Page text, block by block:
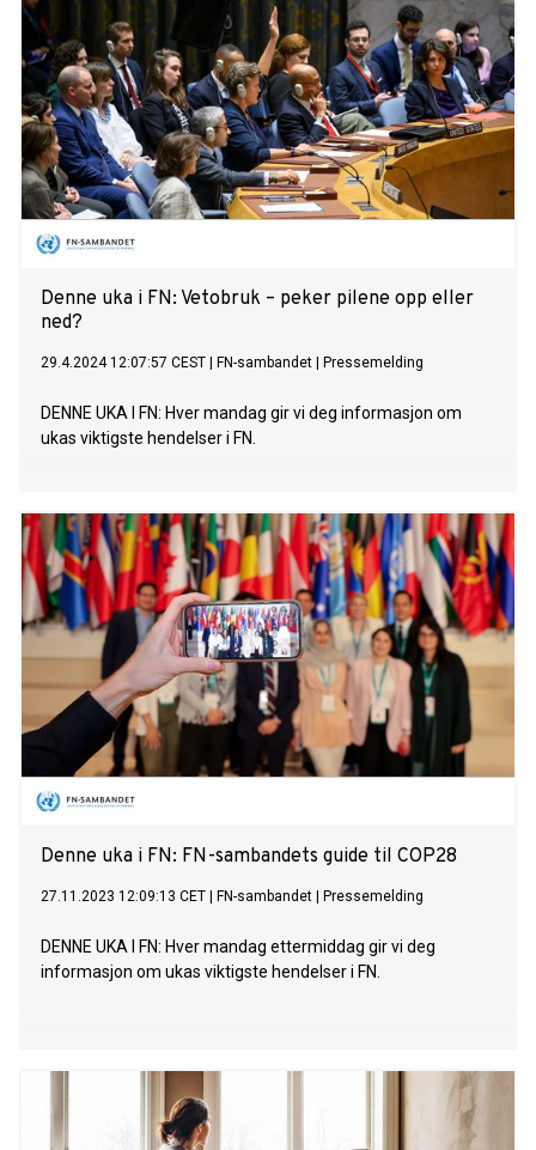
Denne uka i FN: Vetobruk – peker pilene opp eller
ned?
29.4.2024 12:07:57 CEST FN-sambandet Pressemelding
DENNE UKA I FN: Hver mandag gir vi deg informasjon om
ukas viktigste hendelser i FN.
Denne uka i FN: FN-sambandets guide til COP28
27.11.2023 12:09:13 CET FN-sambandet Pressemelding
DENNE UKA I FN: Hver mandag ettermiddag gir vi deg
informasjon om ukas viktigste hendelser i FN.